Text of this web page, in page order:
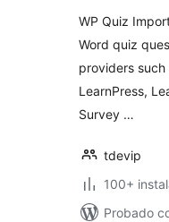
WP Quiz
Word quiz
providers such
LearnPress,
Survey …
tdevip
100+
Probado